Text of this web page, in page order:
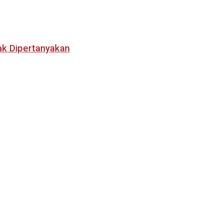
Dipertanyakan